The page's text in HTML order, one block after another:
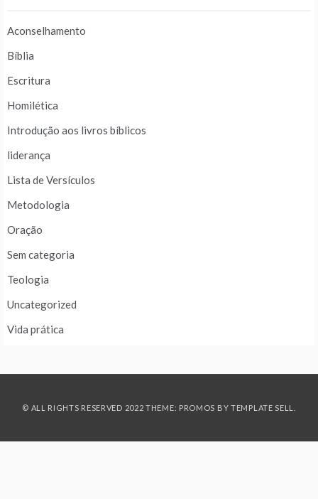
Aconselhamento
Bíblia
Escritura
Homilética
Introdução aos livros bíblicos
liderança
Lista de Versículos
Metodologia
Oração
Sem categoria
Teologia
Uncategorized
Vida prática
© ALL RIGHTS RESERVED 2022 THEME: PROMOS BY TEMPLATE SELL